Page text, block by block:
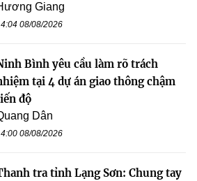
Giang
08/08/2026
Bình yêu cầu làm rõ trách
tại 4 dự án giao thông chậm
độ
Dân
08/08/2026
tra tỉnh Lạng Sơn: Chung tay